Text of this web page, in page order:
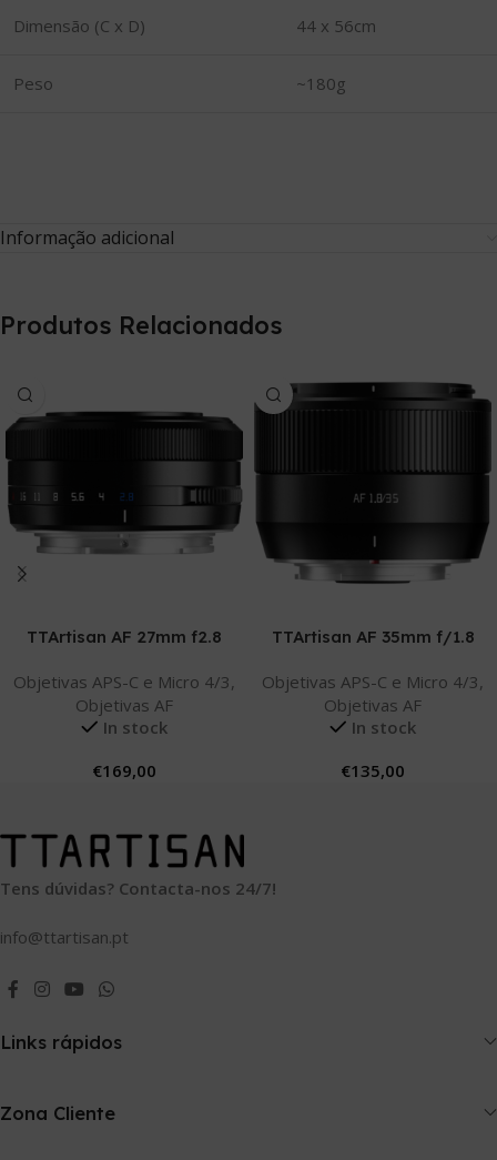
Dimensão (C x D) 44 x 56cm
Peso ~180g
Informação adicional
Produtos Relacionados
TTArtisan AF 27mm f2.8
Objetivas APS-C e Micro 4/3,
Objetivas AF
In stock
€169,00
TTArtisan AF 35mm f/1.8
Objetivas APS-C e Micro 4/3,
Objetivas AF
In stock
€135,00
Tens dúvidas? Contacta-nos 24/7!
info@ttartisan.pt
Links rápidos
Zona Cliente